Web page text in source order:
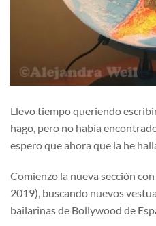
Llevo tiempo queriendo
hago, pero no había
espero que ahora que la he
Comienzo la nueva sección
2019), buscando nuevos
bailarinas de Bollywood de